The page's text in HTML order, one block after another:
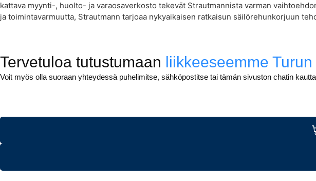
kattava myynti-, huolto- ja varaosaverkosto tekevät Strautmannista varman
ja toimintavarmuutta, Strautmann tarjoaa nykyaikaisen ratkaisun säilörehunkorjuun
Tervetuloa tutustumaan liikkeeseemme
Voit myös olla suoraan yhteydessä puhelimitse, sähköpostitse tai tämän sivuston chatin